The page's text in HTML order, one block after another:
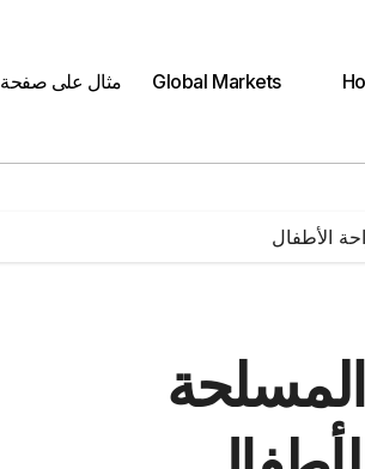
Global Markets مثال على صفحة
الأطفال